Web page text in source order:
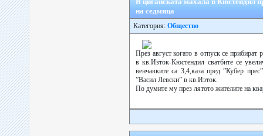
на седмица
Категория: Общество
През август когато в отпуск се прибират
в кв.Изток-Кюстендил сватбите се
венчавките са 3,4,каза пред ”Кубер
”Васил Левски” в кв.Изток.
По думите му през лятото жителите на